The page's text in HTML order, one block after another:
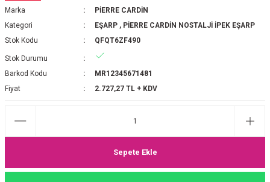
2025-2026 SONBAHAR KIŞ
JAKAR EŞARP
PAMUK EŞARP
ŞAL
MEDİNE İPEĞİ ŞAL
Marka
PİERRE CARDİN
Kategori
EŞARP , PİERRE CARDİN NOSTALJİ İPEK EŞARP
Stok Kodu
QFQT6ZF490
Stok Durumu
Barkod Kodu
MR12345671481
Fiyat
2.727,27 TL + KDV
Sepete Ekle